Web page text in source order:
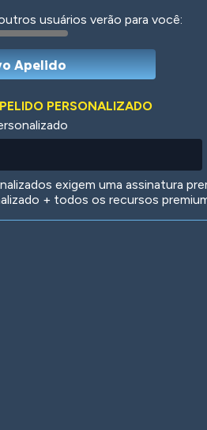
International
usuários verão para você:
PERSONALIZADO
exigem uma assinatura
+ todos os recursos